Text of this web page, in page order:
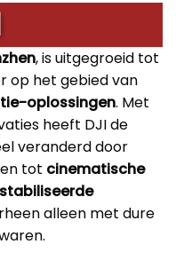
, is uitgegroeid tot
op het gebied van
oplossingen. Met
heeft DJI de
veranderd door
tot cinematische
alleen met dure